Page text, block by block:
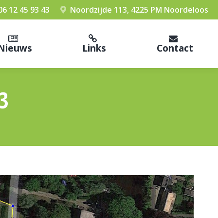
12 45 93 43 Noordzijde 113, 4225 PM Noordeloos
Links Contact